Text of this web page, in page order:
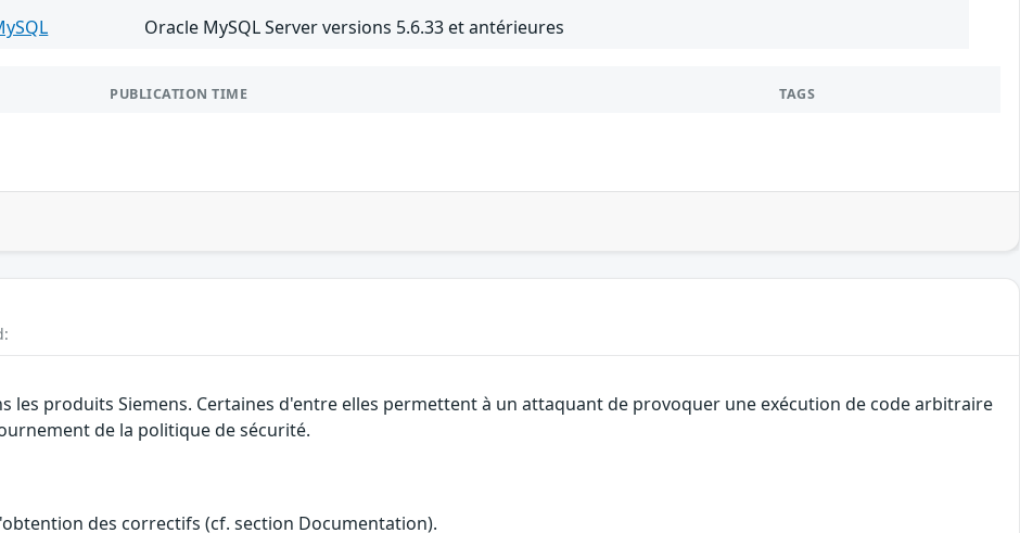
Oracle MySQL Server versions 5.6.33 et antérieures
PUBLICATION TIME TAGS
les produits Siemens. Certaines d'entre elles permettent à un attaquant de provoquer une exécution de code arbitraire
de la politique de sécurité.
des correctifs (cf. section Documentation).